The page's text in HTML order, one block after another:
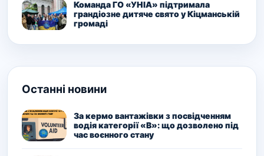
Команда ГО «УНІА» підтримала
грандіозне дитяче свято у Кіцманській
громаді
Останні новини
За кермо вантажівки з посвідченням
водія категорії «В»: що дозволено під
час воєнного стану